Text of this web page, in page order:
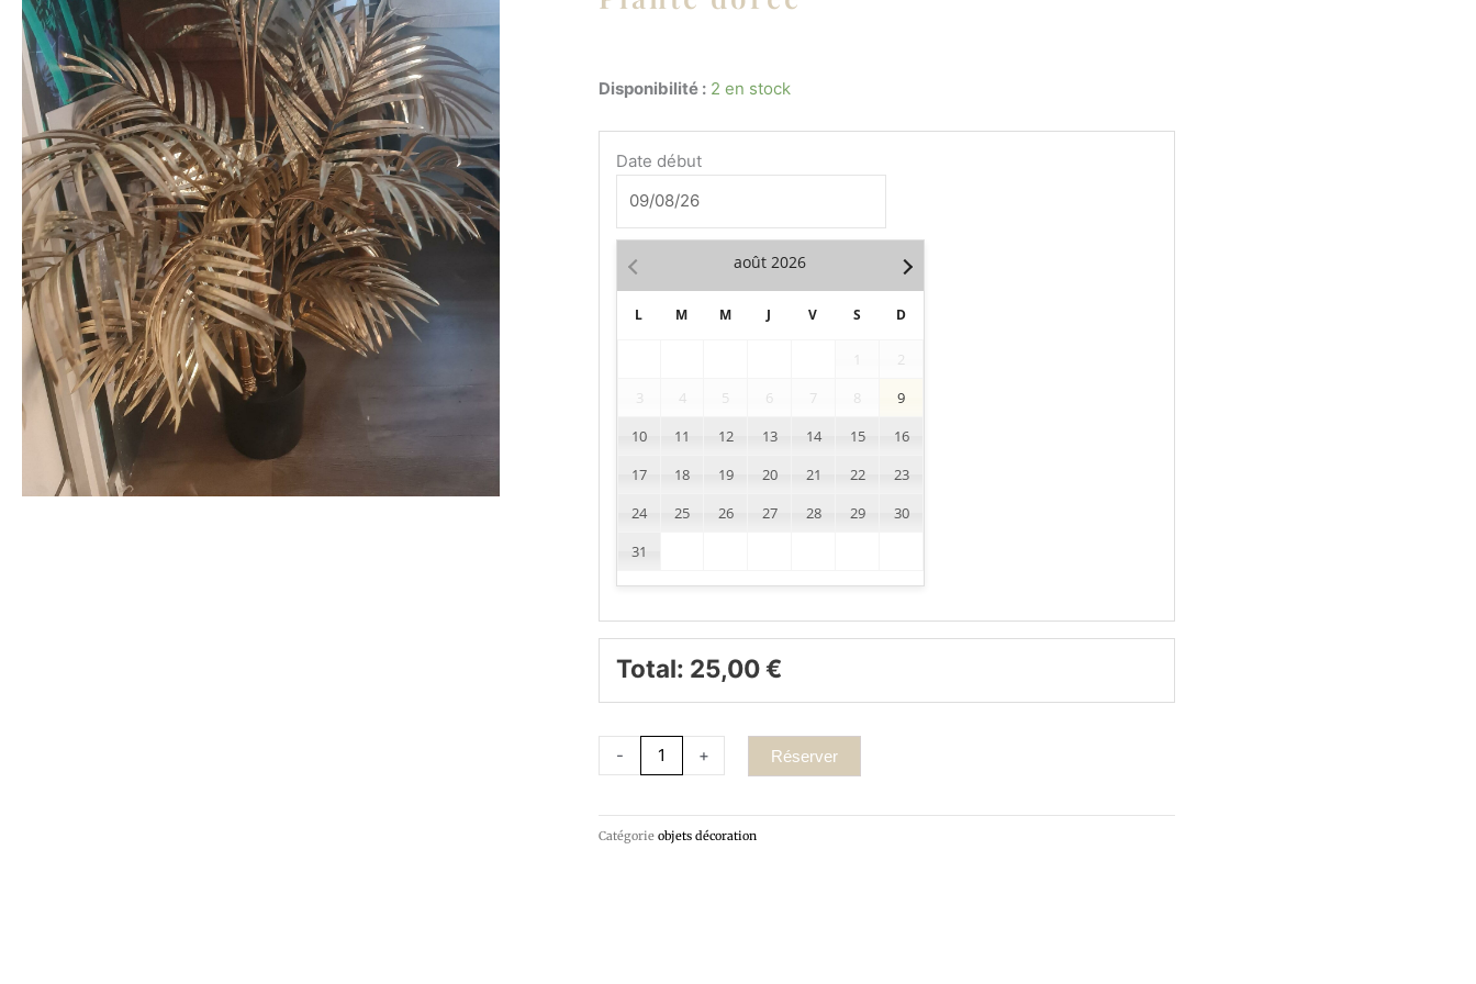
Disponibilité : 2 en stock
Date début
août 2026
L M M J V S D
2
3
4 5 6 7 8
9
10
11 12 13 14 15
16
17
18 19 20 21 22
23
24
25 26 27 28 29
30
31
Total: 25,00€
-
quantité
dorée
+ Réserver
Catégorie objets décoration